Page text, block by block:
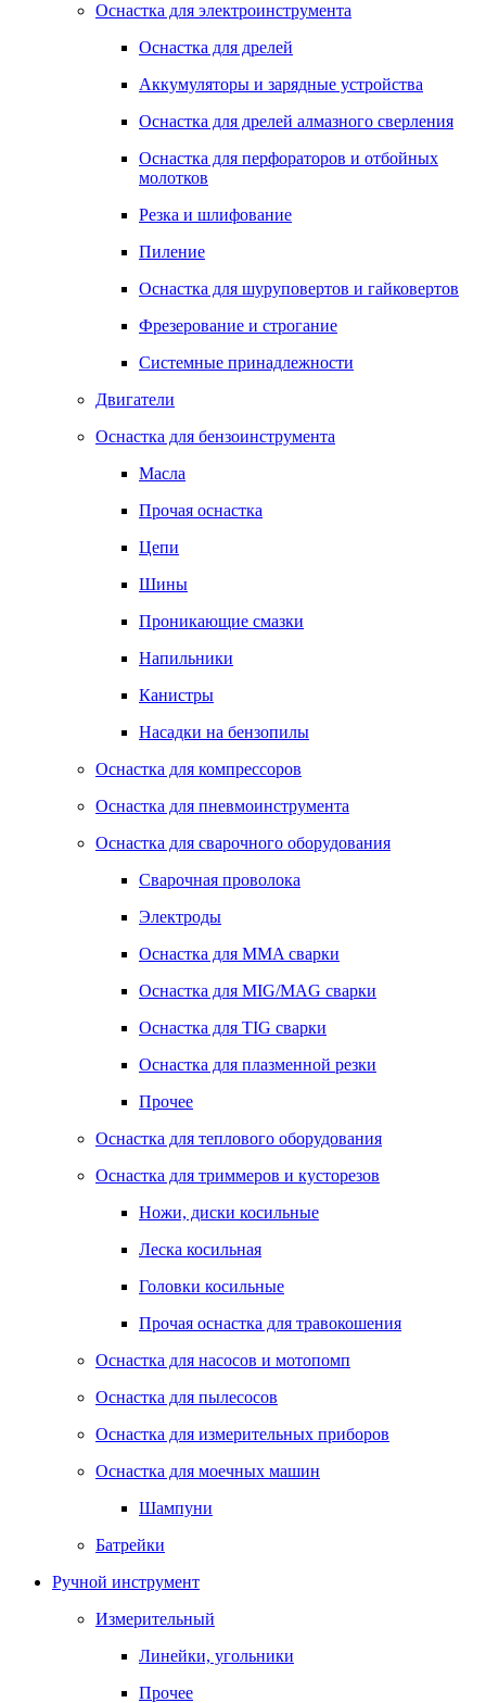
Оснастка для электроинструмента
Оснастка для дрелей
Аккумуляторы и зарядные устройства
Оснастка для дрелей алмазного сверления
Оснастка для перфораторов и отбойных
молотков
Резка и шлифование
Пиление
Оснастка для шуруповертов и гайковертов
Фрезерование и строгание
Системные принадлежности
Двигатели
Оснастка для бензоинструмента
Масла
Прочая оснастка
Цепи
Шины
Проникающие смазки
Напильники
Канистры
Насадки на бензопилы
Оснастка для компрессоров
Оснастка для пневмоинструмента
Оснастка для сварочного оборудования
Сварочная проволока
Электроды
Оснастка для MMA сварки
Оснастка для MIG/MAG сварки
Оснастка для TIG сварки
Оснастка для плазменной резки
Прочее
Оснастка для теплового оборудования
Оснастка для триммеров и кусторезов
Ножи, диски косильные
Леска косильная
Головки косильные
Прочая оснастка для травокошения
Оснастка для насосов и мотопомп
Оснастка для пылесосов
Оснастка для измерительных приборов
Оснастка для моечных машин
Шампуни
Батрейки
Ручной инструмент
Измерительный
Линейки, угольники
Прочее